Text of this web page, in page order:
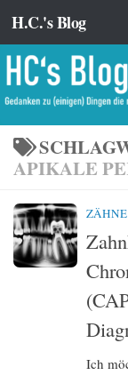
Zum Inhalt
H.C.'s Blog
APIKALE
ZÄHNE
Ich